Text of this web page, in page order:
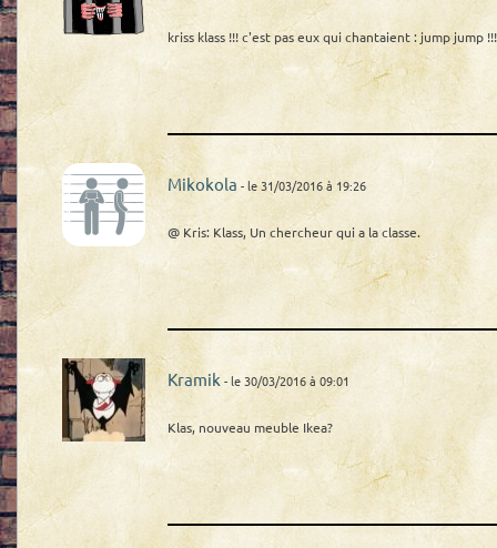
kriss klass !!! c'est pas eux qui chantaient : jump jump
Mikokola - le 31/03/2016 à 19:26
@ Kris: Klass, Un chercheur qui a la classe.
Kramik - le 30/03/2016 à 09:01
Klas, nouveau meuble Ikea?